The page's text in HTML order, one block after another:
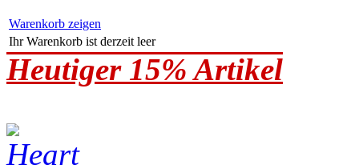
Warenkorb zeigen
Ihr Warenkorb ist derzeit leer
Heutiger 15% Artikel